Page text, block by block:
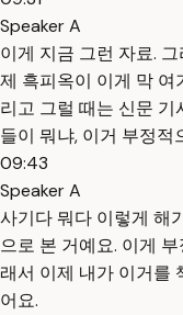
Speaker A
이게 지금 그런 자료.
제 흑피옥이 이게 막 여
리고 그럴 때는 신문
들이 뭐냐, 이거 부정적
09:43
Speaker A
사기다 뭐다 이렇게 해
으로 본 거예요. 이게
래서 이제 내가 이거를
어요.